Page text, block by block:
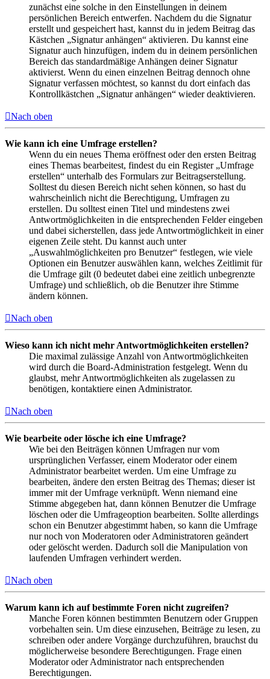
zunächst eine solche in den Einstellungen in deinem
persönlichen Bereich entwerfen. Nachdem du die Signatur
erstellt und gespeichert hast, kannst du in jedem Beitrag das
Kästchen „Signatur anhängen“ aktivieren. Du kannst eine
Signatur auch hinzufügen, indem du in deinem persönlichen
Bereich das standardmäßige Anhängen deiner Signatur
aktivierst. Wenn du einen einzelnen Beitrag dennoch ohne
Signatur verfassen möchtest, so kannst du dort einfach das
Kontrollkästchen „Signatur anhängen“ wieder deaktivieren.
Nach oben
Wie kann ich eine Umfrage erstellen?
Wenn du ein neues Thema eröffnest oder den ersten Beitrag
eines Themas bearbeitest, findest du ein Register „Umfrage
erstellen“ unterhalb des Formulars zur Beitragserstellung.
Solltest du diesen Bereich nicht sehen können, so hast du
wahrscheinlich nicht die Berechtigung, Umfragen zu
erstellen. Du solltest einen Titel und mindestens zwei
Antwortmöglichkeiten in die entsprechenden Felder eingeben
und dabei sicherstellen, dass jede Antwortmöglichkeit in einer
eigenen Zeile steht. Du kannst auch unter
„Auswahlmöglichkeiten pro Benutzer“ festlegen, wie viele
Optionen ein Benutzer auswählen kann, welches Zeitlimit für
die Umfrage gilt (0 bedeutet dabei eine zeitlich unbegrenzte
Umfrage) und schließlich, ob die Benutzer ihre Stimme
ändern können.
Nach oben
Wieso kann ich nicht mehr Antwortmöglichkeiten erstellen?
Die maximal zulässige Anzahl von Antwortmöglichkeiten
wird durch die Board-Administration festgelegt. Wenn du
glaubst, mehr Antwortmöglichkeiten als zugelassen zu
benötigen, kontaktiere einen Administrator.
Nach oben
Wie bearbeite oder lösche ich eine Umfrage?
Wie bei den Beiträgen können Umfragen nur vom
ursprünglichen Verfasser, einem Moderator oder einem
Administrator bearbeitet werden. Um eine Umfrage zu
bearbeiten, ändere den ersten Beitrag des Themas; dieser ist
immer mit der Umfrage verknüpft. Wenn niemand eine
Stimme abgegeben hat, dann können Benutzer die Umfrage
löschen oder die Umfrageoption bearbeiten. Sollte allerdings
schon ein Benutzer abgestimmt haben, so kann die Umfrage
nur noch von Moderatoren oder Administratoren geändert
oder gelöscht werden. Dadurch soll die Manipulation von
laufenden Umfragen verhindert werden.
Nach oben
Warum kann ich auf bestimmte Foren nicht zugreifen?
Manche Foren können bestimmten Benutzern oder Gruppen
vorbehalten sein. Um diese einzusehen, Beiträge zu lesen, zu
schreiben oder andere Vorgänge durchzuführen, brauchst du
möglicherweise besondere Berechtigungen. Frage einen
Moderator oder Administrator nach entsprechenden
Berechtigungen.